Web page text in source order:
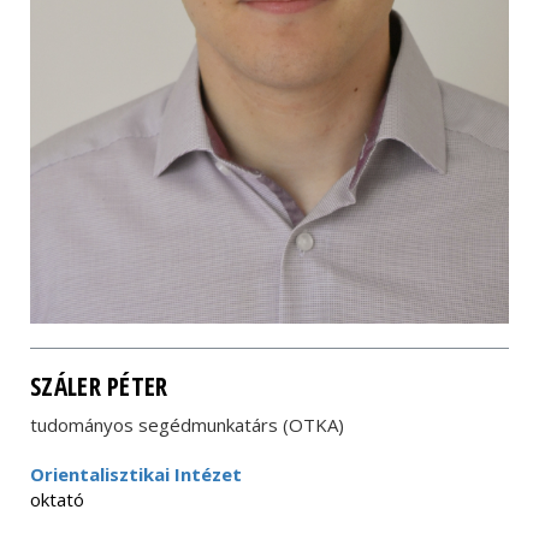
SZÁLER PÉTER
tudományos segédmunkatárs (OTKA)
Orientalisztikai Intézet
oktató